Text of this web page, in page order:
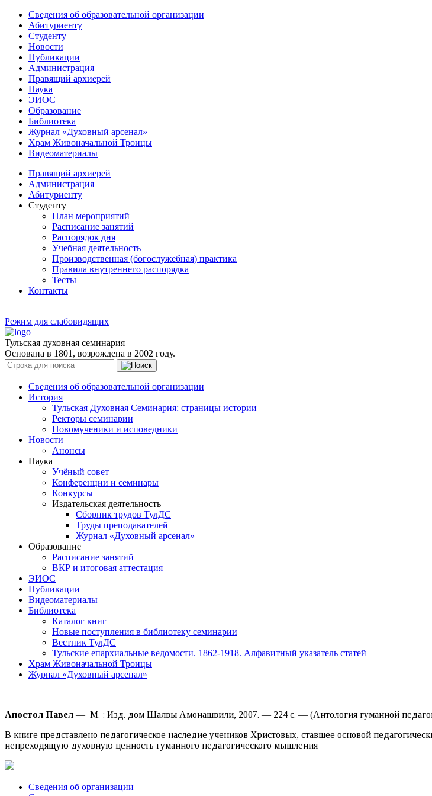
Сведения об образовательной организации
Абитуриенту
Студенту
Новости
Публикации
Администрация
Правящий архиерей
Наука
ЭИОС
Образование
Библиотека
Журнал «Духовный арсенал»
Храм Живоначальной Троицы
Видеоматериалы
Правящий архиерей
Администрация
Абитуриенту
Студенту
План мероприятий
Расписание занятий
Распорядок дня
Учебная деятельность
Производственная (богослужебная) практика
Правила внутреннего распорядка
Тесты
Контакты
Режим для слабовидящих
Тульская духовная семинария
Основана в 1801, возрождена в 2002 году.
Сведения об образовательной организации
История
Тульская Духовная Семинария: страницы истории
Ректоры семинарии
Новомученики и исповедники
Новости
Анонсы
Наука
Учёный совет
Конференции и семинары
Конкурсы
Издательская деятельность
Сборник трудов ТулДС
Труды преподавателей
Журнал «Духовный арсенал»
Образование
Расписание занятий
ВКР и итоговая аттестация
ЭИОС
Публикации
Видеоматериалы
Библиотека
Каталог книг
Новые поступления в библиотеку семинарии
Вестник ТулДС
Тульские епархиальные ведомости. 1862-1918. Алфавитный указатель статей
Храм Живоначальной Троицы
Журнал «Духовный арсенал»
Апостол Павел — М. : Изд. дом Шалвы Амонашвили, 2007. — 224 с. — (Антология гуманной
В книге представлено педагогическое наследие учеников Христовых, ставшее основой
непреходящую духовную ценность гуманного педагогического мышления
Сведения об организации